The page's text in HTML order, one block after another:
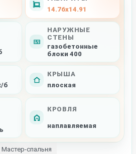
14.76x14.91
НАРУЖНЫЕ
СТЕНЫ
газобетонные
блоки 400
б
КРЫША
плоская
КРОВЛЯ
наплавляемая
Мастер-спальня